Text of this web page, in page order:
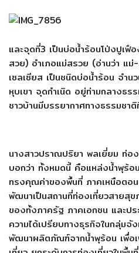
และจุดที่3 เป็นบ่อน้ำร้อนโป่งปูเฟื
สวย) อำเภอแม่สรวย (อ่านว่า แ
เซลเซียส เป็นชนิดบ่อน้ำร้อน จำน
หุบเขา จุดกำเนิด อยู่ท่ามกลางธร
ชาวบ้านมีบรรยากาศทางธรรมชา
นางสาวปราณปริยา พลเยี่ยม ท่อ
บอกว่า ทั้งหมดนี้ คือแหล่งน้ำพุร้อ
ทรงคุณค่าของพื้นที่ ภาคเหนือตอ
พัฒนาเป็นสถานที่ท่องเที่ยวสายสุ
ของทั้งภาครัฐ ภาคเอกชน และปร
ความได้เปรียบทางธุรกิจในกลุ่มจั
พัฒนาผลิตภัณฑ์จากน้ำพุร้อน เพื่อ